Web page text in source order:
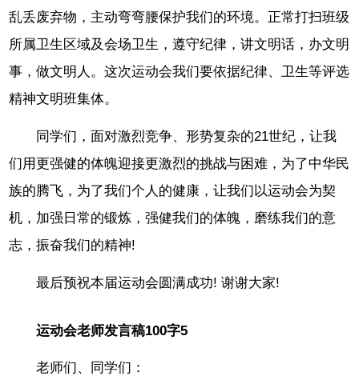
乱丢废弃物，主动弯弯腰保护我们的环境。正常打扫班级
所属卫生区域及会场卫生，遵守纪律，讲文明话，办文明
事，做文明人。这次运动会我们要依据纪律、卫生等评选
精神文明班集体。
同学们，面对激烈竞争、形势复杂的21世纪，让我
们用更强健的体魄迎接更激烈的挑战与困难，为了中华民
族的腾飞，为了我们个人的健康，让我们以运动会为契
机，加强日常的锻炼，强健我们的体魄，磨练我们的意
志，振奋我们的精神!
最后预祝本届运动会圆满成功! 谢谢大家!
运动会老师发言稿100字5
老师们、同学们：